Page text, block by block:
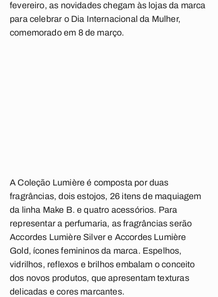
fevereiro, as novidades chegam às lojas da marca
para celebrar o Dia Internacional da Mulher,
comemorado em 8 de março.
A Coleção Lumière é composta por duas
fragrâncias, dois estojos, 26 itens de maquiagem
da linha Make B. e quatro acessórios. Para
representar a perfumaria, as fragrâncias serão
Accordes Lumière Silver e Accordes Lumière
Gold, ícones femininos da marca. Espelhos,
vidrilhos, reflexos e brilhos embalam o conceito
dos novos produtos, que apresentam texturas
delicadas e cores marcantes.